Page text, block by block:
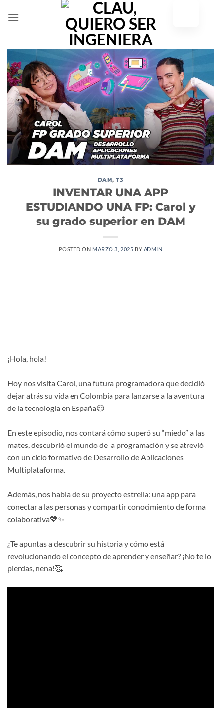
DAM,T3
INVENTAR UNA APP
ESTUDIANDO UNA FP: Carol y
su grado superior en DAM
POSTED ON MARZO 3, 2025 BY ADMIN
¡Hola, hola!
Hoy nos visita Carol, una futura programadora que decidió
dejar atrás su vida en Colombia para lanzarse a la aventura
de la tecnología en España😌
En este episodio, nos contará cómo superó su “miedo” a las
mates, descubrió el mundo de la programación y se atrevió
con un ciclo formativo de Desarrollo de Aplicaciones
Multiplataforma.
Además, nos habla de su proyecto estrella: una app para
conectar a las personas y compartir conocimiento de forma
colaborativa💖✨
¿Te apuntas a descubrir su historia y cómo está
revolucionando el concepto de aprender y enseñar? ¡No te lo
pierdas, nena!🥰